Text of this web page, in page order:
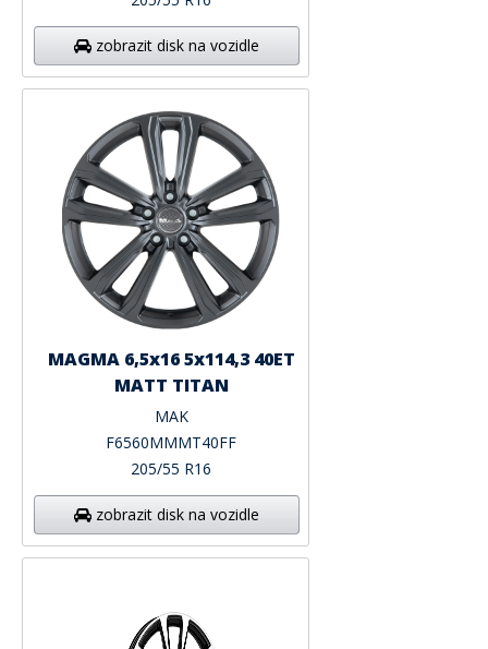
zobrazit disk na vozidle
MAGMA 6,5x16 5x114,3 40ET
MATT TITAN
MAK
F6560MMMT40FF
205/55 R16
zobrazit disk na vozidle